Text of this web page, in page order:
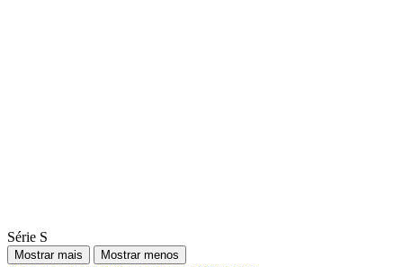
Série S
Mostrar mais Mostrar menos